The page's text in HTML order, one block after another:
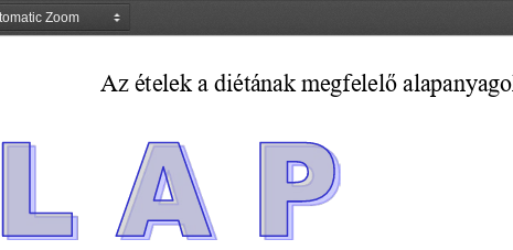
Az ételek a diétának megfelelő